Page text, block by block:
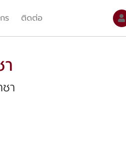
ร ติดต่อ
า